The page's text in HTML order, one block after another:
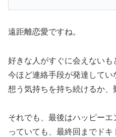
遠距離恋愛ですね。
好きな人がすぐに会えないも
今ほど連絡手段が発達して
想う気持ちを持ち続けるか、
それでも、最後はハッピー
っていても、最終回までドキ